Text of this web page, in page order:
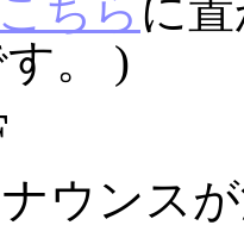
こちら に
す。 )
ウンス